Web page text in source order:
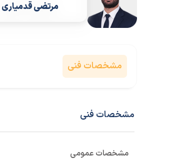
مرتضی قدمیاری
مشخصات فنی
مشخصات فنی
مشخصات عمومی